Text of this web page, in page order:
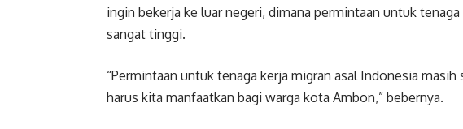
ingin bekerja ke luar negeri, dimana permintaan untuk
sangat tinggi.
“Permintaan untuk tenaga kerja migran asal Indonesia
harus kita manfaatkan bagi warga kota Ambon,” bebernya.